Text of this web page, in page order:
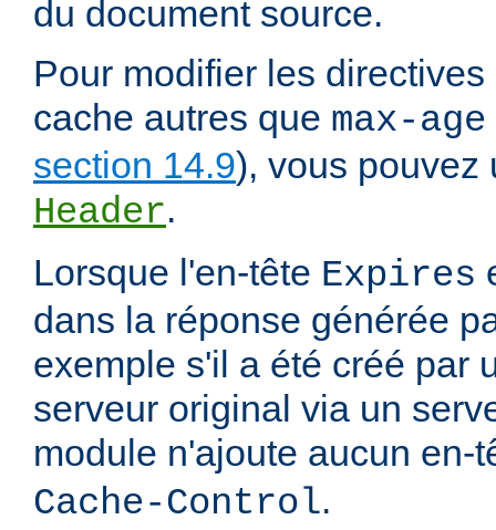
du document source.
Pour modifier les
cache autres que max-age
section 14.9), vous pouvez
Header.
Lorsque l'en-tête Expires
dans la réponse générée
exemple s'il a été créé par
serveur original via un
module n'ajoute aucun en-
Cache-Control.